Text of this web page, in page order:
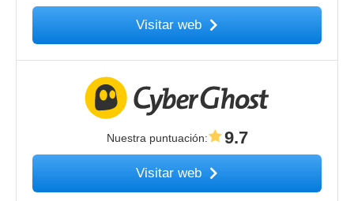
Visitar web
Nuestra puntuación: 9.7
Visitar web